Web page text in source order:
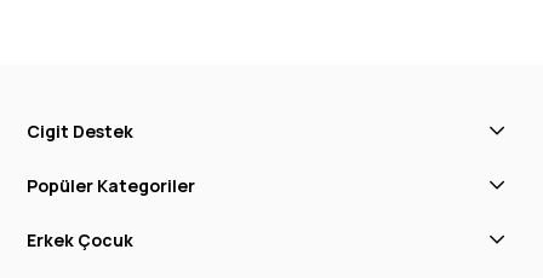
Cigit Destek
Popüler Kategoriler
Erkek Çocuk